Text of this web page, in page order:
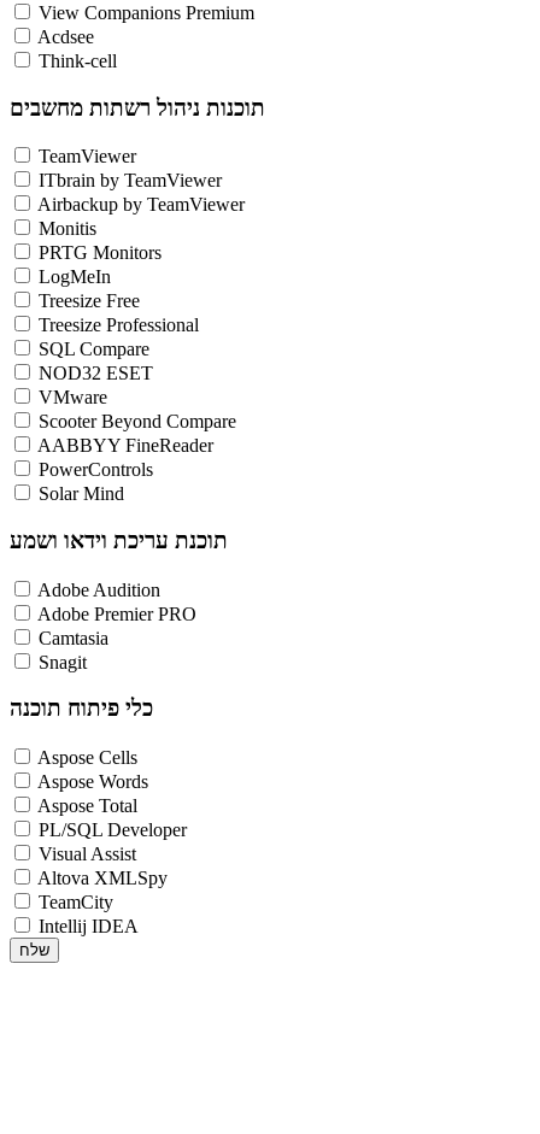
View Companions Premium
Acdsee
Think-cell
תוכנות ניהול רשתות מחשבים
TeamViewer
ITbrain by TeamViewer
Airbackup by TeamViewer
Monitis
PRTG Monitors
LogMeIn
Treesize Free
Treesize Professional
SQL Compare
NOD32 ESET
VMware
Scooter Beyond Compare
AABBYY FineReader
PowerControls
Solar Mind
תוכנת עריכת וידאו ושמע
Adobe Audition
Adobe Premier PRO
Camtasia
Snagit
כלי פיתוח תוכנה
Aspose Cells
Aspose Words
Aspose Total
PL/SQL Developer
Visual Assist
Altova XMLSpy
TeamCity
Intellij IDEA